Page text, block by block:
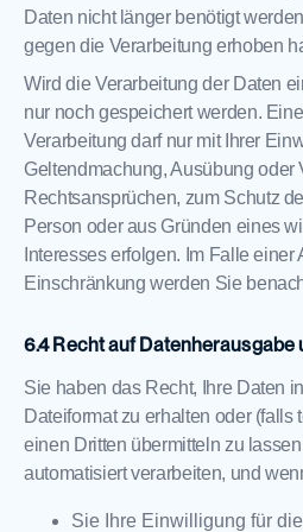
Daten nicht länger benötigt
gegen die Verarbeitung erhoben
Wird die Verarbeitung der Daten
nur noch gespeichert werden.
Verarbeitung darf nur mit Ihrer
Geltendmachung, Ausübung oder
Rechtsansprüchen, zum Schutz
Person oder aus Gründen eines
Interesses erfolgen. Im Falle einer
Einschränkung werden Sie
Recht auf Datenherausgabe
Sie haben das Recht, Ihre Daten
Dateiformat zu erhalten oder (falls
einen Dritten übermitteln zu
automatisiert verarbeiten, und
Sie Ihre Einwilligung für